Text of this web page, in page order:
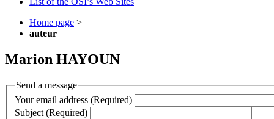
Home page >
auteur
Marion HAYOUN
Send a message
Your email address (Required)
Subject (Required)